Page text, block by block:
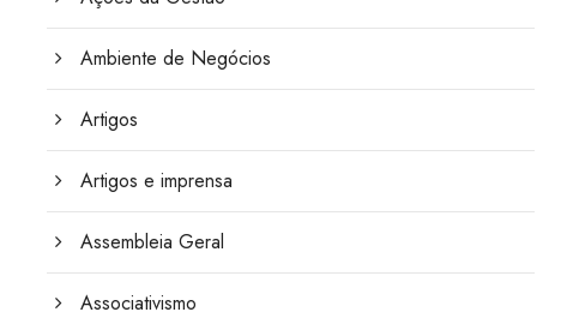
Ambiente de Negócios
Artigos
Artigos e imprensa
Assembleia Geral
Associativismo